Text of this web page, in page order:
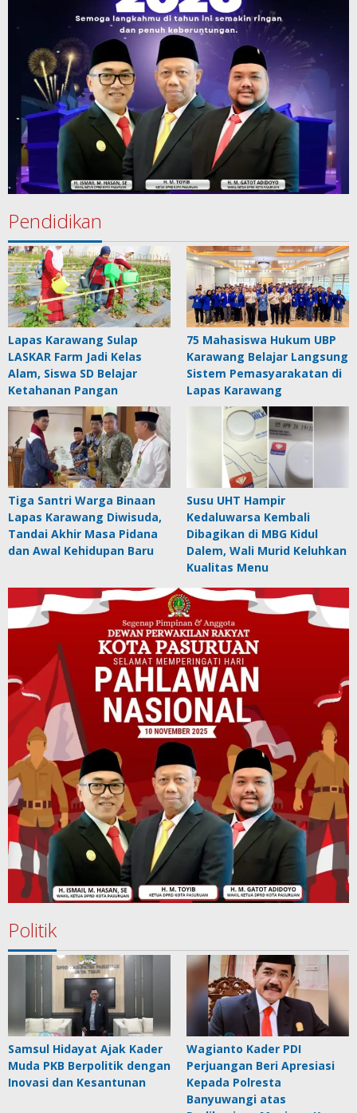
Pendidikan
Lapas Karawang Sulap
LASKAR Farm Jadi Kelas
Alam, Siswa SD Belajar
Ketahanan Pangan
75 Mahasiswa Hukum UBP
Karawang Belajar Langsung
Sistem Pemasyarakatan di
Lapas Karawang
Tiga Santri Warga Binaan
Lapas Karawang Diwisuda,
Tandai Akhir Masa Pidana
dan Awal Kehidupan Baru
Susu UHT Hampir
Kedaluwarsa Kembali
Dibagikan di MBG Kidul
Dalem, Wali Murid Keluhkan
Kualitas Menu
Politik
Samsul Hidayat Ajak Kader
Muda PKB Berpolitik dengan
Inovasi dan Kesantunan
Wagianto Kader PDI
Perjuangan Beri Apresiasi
Kepada Polresta
Banyuwangi atas